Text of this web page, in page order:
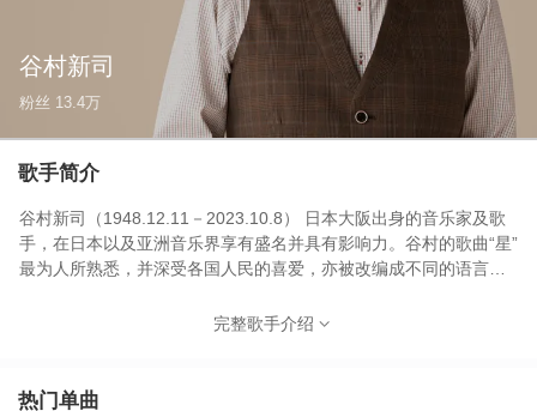
谷村新司
粉丝 13.4万
歌手简介
谷村新司（1948.12.11－2023.10.8） 日本大阪出身的音乐家及歌
手，在日本以及亚洲音乐界享有盛名并具有影响力。谷村的歌曲“星”
最为人所熟悉，并深受各国人民的喜爱，亦被改编成不同的语言版
有邓丽君，张学友，罗文，谭咏麟，梅艳芳，关正杰，徐小凤，张
完整歌手介绍
热门单曲